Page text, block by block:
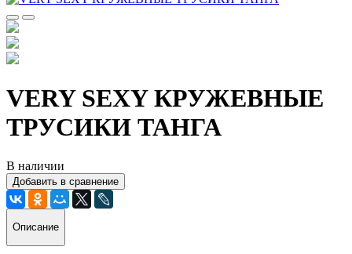
VERY SEXY КРУЖЕВНЫЕ
ТРУСИКИ ТАНГА
В наличии
Добавить в сравнение
Описание